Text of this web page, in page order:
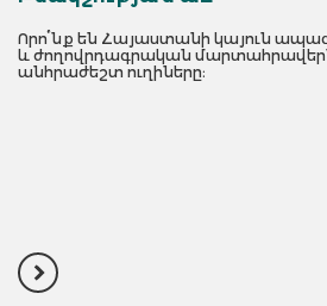
Որո՞նք են Հայաստանի կայուն
և ժողովրդագրական
անհրաժեշտ ուղիները։